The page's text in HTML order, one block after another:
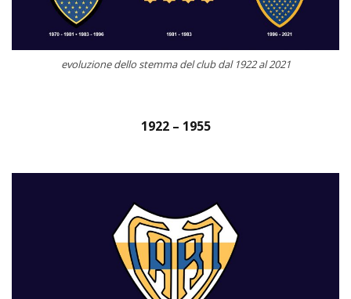
evoluzione dello stemma del club dal 1922 al 2021
1922 – 1955